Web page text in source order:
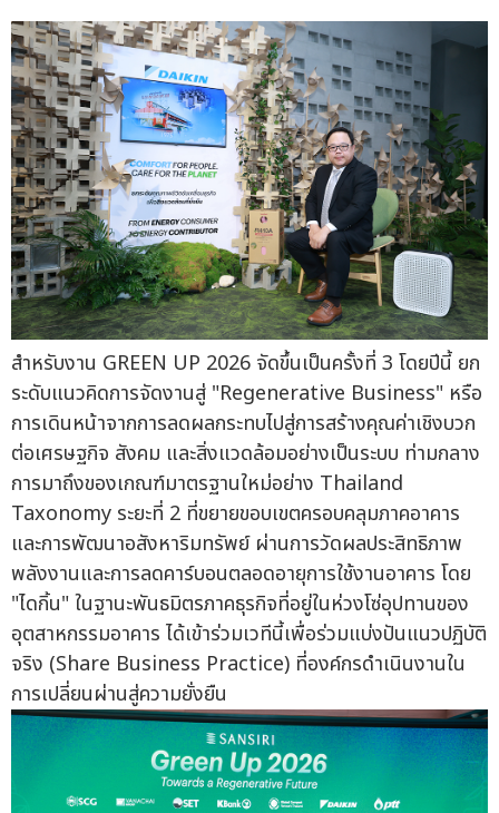
สำหรับงาน GREEN UP 2026 จัดขึ้นเป็นครั้งที่ 3 โดยปีนี้ ยก
ระดับแนวคิดการจัดงานสู่ "Regenerative Business" หรือ
การเดินหน้าจากการลดผลกระทบไปสู่การสร้างคุณค่าเชิงบวก
ต่อเศรษฐกิจ สังคม และสิ่งแวดล้อมอย่างเป็นระบบ ท่ามกลาง
การมาถึงของเกณฑ์มาตรฐานใหม่อย่าง Thailand
Taxonomy ระยะที่ 2 ที่ขยายขอบเขตครอบคลุมภาคอาคาร
และการพัฒนาอสังหาริมทรัพย์ ผ่านการวัดผลประสิทธิภาพ
พลังงานและการลดคาร์บอนตลอดอายุการใช้งานอาคาร โดย
"ไดกิ้น" ในฐานะพันธมิตรภาคธุรกิจที่อยู่ในห่วงโซ่อุปทานของ
อุตสาหกรรมอาคาร ได้เข้าร่วมเวทีนี้เพื่อร่วมแบ่งปันแนวปฏิบัติ
จริง (Share Business Practice) ที่องค์กรดำเนินงานใน
การเปลี่ยนผ่านสู่ความยั่งยืน